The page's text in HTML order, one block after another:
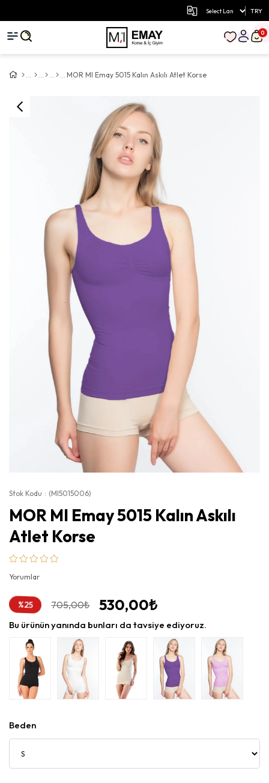
TRY
0
MOR MI Emay 5015 Kalın Askılı Atlet Korse
Stok Kodu (MI5015006)
MOR MI Emay 5015 Kalın Askılı
Atlet Korse
Yorumlar
%25
İndirim
705,00₺ 530,00₺
Bu ürünün yanında bunları da tavsiye ediyoruz.
Beden